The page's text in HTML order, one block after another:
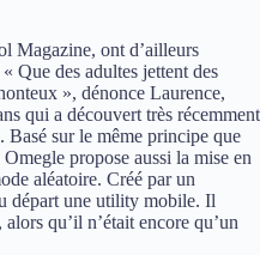
Magazine, ont d’ailleurs
Que des adultes jettent des
», dénonce Laurence,
qui a découvert très récemment
Basé sur le même principe que
propose aussi la mise en
aléatoire. Créé par un
départ une utility mobile. Il
qu’il n’était encore qu’un